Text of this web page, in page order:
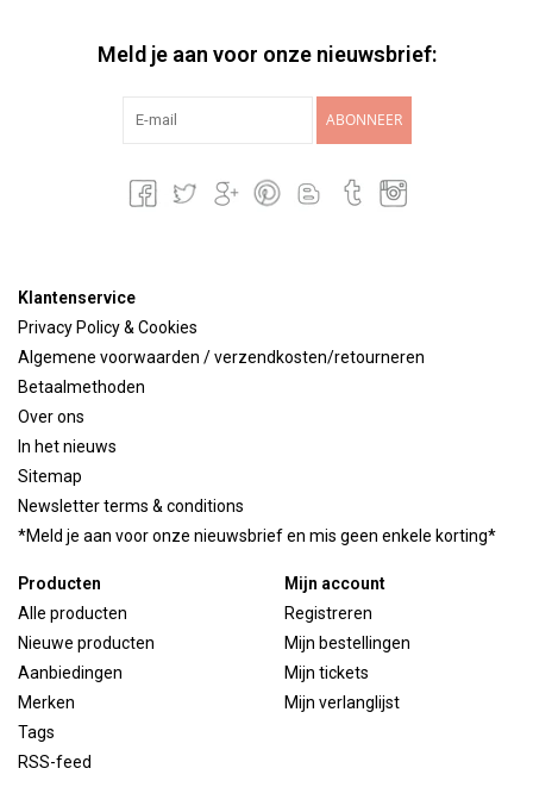
Meld je aan voor onze nieuwsbrief:
ABONNEER
Klantenservice
Privacy Policy & Cookies
Algemene voorwaarden / verzendkosten/retourneren
Betaalmethoden
Over ons
In het nieuws
Sitemap
Newsletter terms & conditions
*Meld je aan voor onze nieuwsbrief en mis geen enkele korting*
Producten
Alle producten
Nieuwe producten
Aanbiedingen
Merken
Tags
RSS-feed
Mijn account
Registreren
Mijn bestellingen
Mijn tickets
Mijn verlanglijst